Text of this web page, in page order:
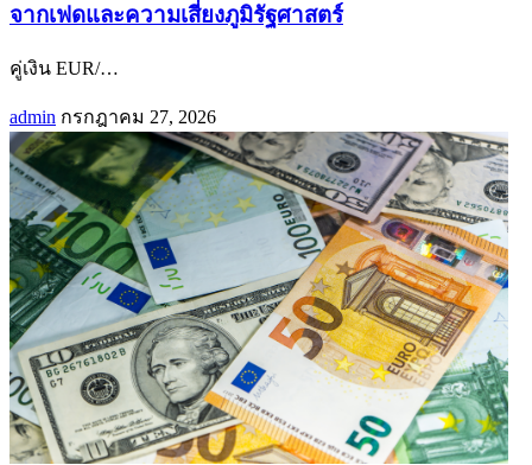
จากเฟดและความเสี่ยงภูมิรัฐศาสตร์
คู่เงิน EUR/…
admin กรกฎาคม 27, 2026